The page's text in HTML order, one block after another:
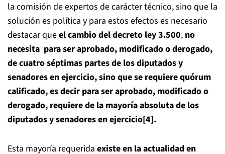
la comisión de expertos de carácter técnico, sino que la
solución es política y para estos efectos es necesario
destacar queel cambio del decreto ley3.500, no
necesita para ser aprobado, modificado o derogado,
de cuatro séptimas partes de los diputados y
senadores en ejercicio, sino que se requierequórum
calificado, es decir para ser aprobado, modificado o
derogado, requiere de la mayoría absoluta de los
diputados y senadores en ejercicio[4].
Esta mayoría requerida existe en la actualidad en